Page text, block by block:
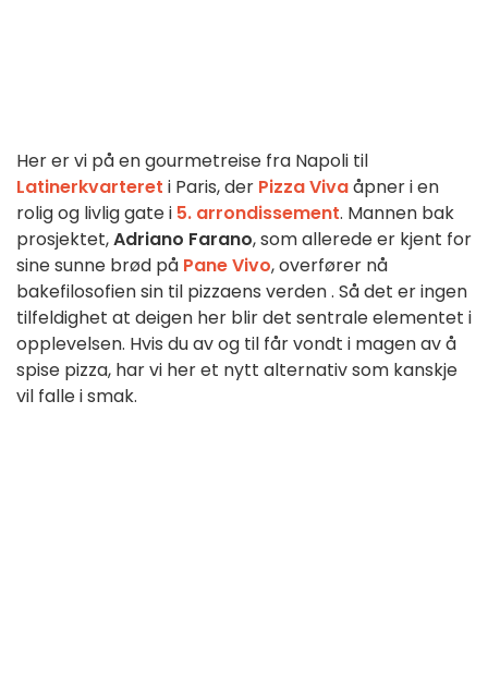
Her er vi påengourmetreise fra Napoli til
Latinerkvarteret i Paris,der Pizza Vivaåpnerien
roligog livliggatei 5. arrondissement. Mannen bak
prosjektet,Adriano Farano,som allerede er kjent for
sinesunne brød på PaneVivo,overfører nå
bakefilosofiensin til pizzaens verden. Så det er ingen
tilfeldighet at deigen her blirdet sentraleelementet i
opplevelsen. Hvis du av og til får vondt i magen av å
spise pizza, har vi her et nytt alternativ som kanskje
vil falle i smak.